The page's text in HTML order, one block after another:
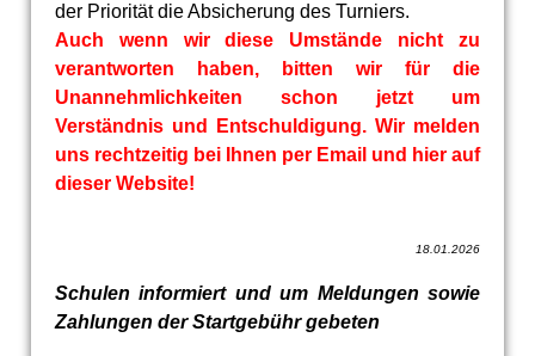
der Priorität die Absicherung des Turniers.
Auch wenn wir diese Umstände nicht zu
verantworten haben, bitten wir für die
Unannehmlichkeiten schon jetzt um
Verständnis und Entschuldigung. Wir melden
uns rechtzeitig bei Ihnen per Email und hier auf
dieser Website!
18.01.2026
Schulen informiert und um Meldungen sowie
Zahlungen der Startgebühr gebeten